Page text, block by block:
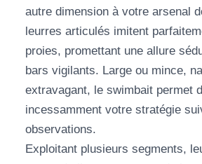
autre dimension à votre arsenal
leurres articulés imitent
proies, promettant une allure
bars vigilants. Large ou mince,
extravagant, le swimbait permet
incessamment votre stratégie
observations.
Exploitant plusieurs segments,